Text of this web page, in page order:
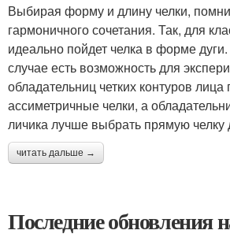
Выбирая форму и длину челки,
гармоничного сочетания. Так, для
идеально пойдет челка в форме
случае есть возможность для
обладательниц четких контуров лица
ассиметричные челки, а
личика лучше выбрать прямую челку
читать дальше →
Последние обновления